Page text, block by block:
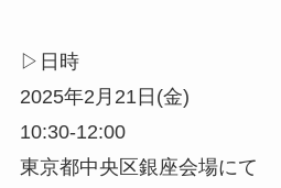
▷日時
2025年2月21日(金)
10:30-12:00
東京都中央区銀座会場にて